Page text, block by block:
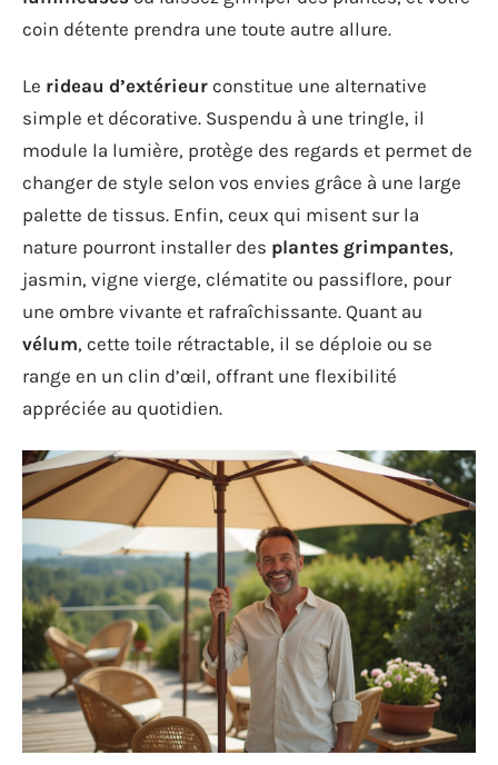
coin détente prendra une toute autre allure.
Le rideau d’extérieur constitue une alternative
simple et décorative. Suspendu à une tringle, il
module la lumière, protège des regards et permet de
changer de style selon vos envies grâce à une large
palette de tissus. Enfin, ceux qui misent sur la
nature pourront installer des plantes grimpantes,
jasmin, vigne vierge, clématite ou passiflore, pour
une ombre vivante et rafraîchissante. Quant au
vélum, cette toile rétractable, il se déploie ou se
range en un clin d’œil, offrant une flexibilité
appréciée au quotidien.